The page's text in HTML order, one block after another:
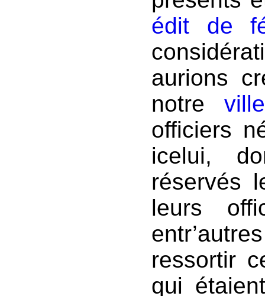
édit de
aurions
notre
officiers
icelui,
réservés
leurs
ressortir
qui